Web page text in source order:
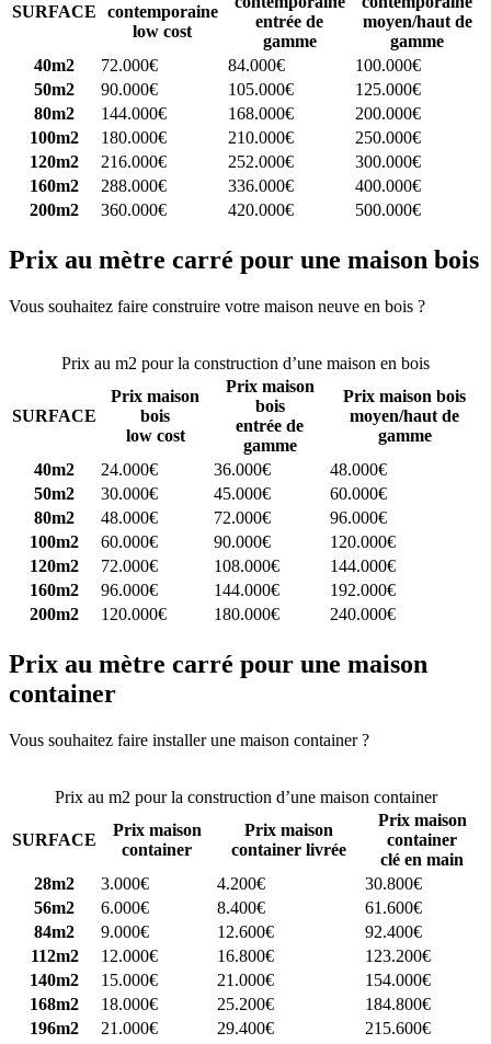
SURFACE
contemporaine
low cost
entrée de
gamme
moyen/haut de
gamme
40m2
72.000€ 84.000€
100.000€
50m2
90.000€ 105.000€
125.000€
80m2
144.000€ 168.000€
200.000€
100m2
180.000€ 210.000€
250.000€
120m2
216.000€ 252.000€
300.000€
160m2
288.000€ 336.000€
400.000€
200m2
360.000€ 420.000€ 500.000€
Prix au mètre carré pour une maison bois
Vous souhaitez faire construire votre maison neuve en bois ?
Prix au m2 pour la construction d’une maison en bois
SURFACE
Prix maison
bois
low cost
Prix maison
bois
entrée de
gamme
Prix maison bois
moyen/haut de
gamme
40m2
24.000€ 36.000€
48.000€
50m2
30.000€ 45.000€
60.000€
80m2
48.000€ 72.000€
96.000€
100m2
60.000€ 90.000€
120.000€
120m2
72.000€ 108.000€
144.000€
160m2
96.000€ 144.000€
192.000€
200m2
120.000€ 180.000€ 240.000€
Prix au mètre carré pour une maison
container
Vous souhaitez faire installer une maison container ?
Prix au m2 pour la construction d’une maison container
SURFACE
Prix maison
container
Prix maison
container livrée
Prix maison
container
clé en main
28m2
3.000€ 4.200€
30.800€
56m2
6.000€ 8.400€
61.600€
84m2
9.000€ 12.600€
92.400€
112m2
12.000€ 16.800€
123.200€
140m2
15.000€ 21.000€
154.000€
168m2
18.000€ 25.200€
184.800€
196m2
21.000€ 29.400€ 215.600€